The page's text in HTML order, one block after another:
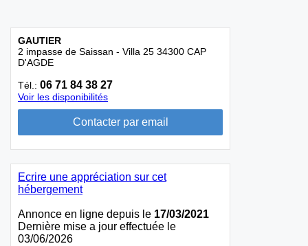
GAUTIER
2 impasse de Saissan - Villa 25 34300 CAP
D'AGDE
Tél.: 06 71 84 38 27
Voir les disponibilités
Ecrire une appréciation sur cet
hébergement
Annonce en ligne depuis le 17/03/2021
Dernière mise a jour effectuée le
03/06/2026